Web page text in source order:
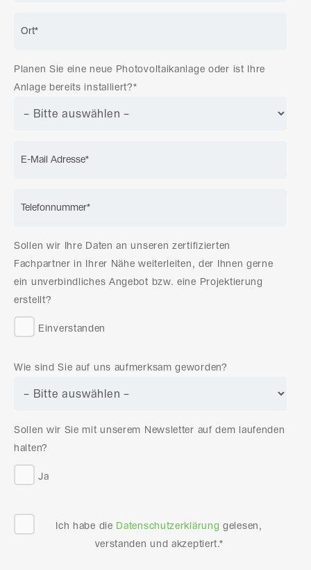
Planen Sie eine neue Photovoltaikanlage oder ist Ihre
Anlage bereits installiert?*
Sollen wir Ihre Daten an unseren zertifizierten
Fachpartner in Ihrer Nähe weiterleiten, der Ihnen gerne
ein unverbindliches Angebot bzw. eine Projektierung
erstellt?
Einverstanden
Wie sind Sie auf uns aufmerksam geworden?
Sollen wir Sie mit unserem Newsletter auf dem laufenden
halten?
Ja
Ich habe die Datenschutzerklärung gelesen,
verstanden und akzeptiert.*